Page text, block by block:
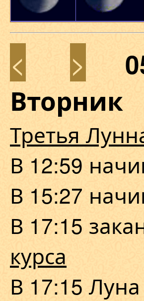
< >
Вторник
Третья
В 12:59
В 15:27
В 17:15
курса
В 17:15